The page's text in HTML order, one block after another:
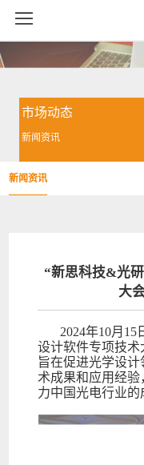
市场动态
新闻资讯
新闻资讯
“新思科技&光
大
2024年10月15
设计软件专项技
旨在促进光学设
术成果和应用经
力中国光电行业的